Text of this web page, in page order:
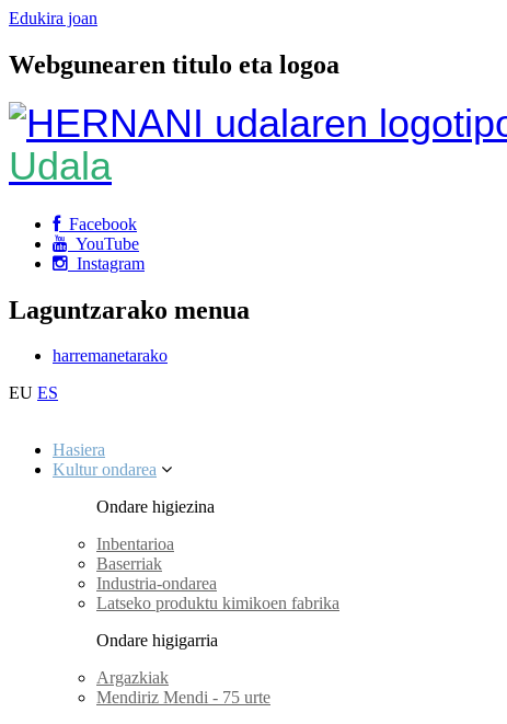
Edukira joan
Webgunearen titulo eta logoa
Udala
Facebook
YouTube
Instagram
Laguntzarako menua
harremanetarako
EU ES
Hasiera
Kultur ondarea
Ondare higiezina
Inbentarioa
Baserriak
Industria-ondarea
Latseko produktu kimikoen fabrika
Ondare higigarria
Argazkiak
Mendiriz Mendi - 75 urte